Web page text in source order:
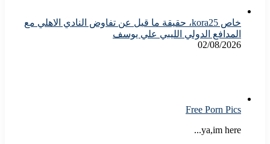
خاص kora25، حقيقة ما قيل عن تفاوض النادي الاهلي مع
المدافع الدولي الليبي علي يوسف
02/08/2026
Free Porn Pics
ya,im here...